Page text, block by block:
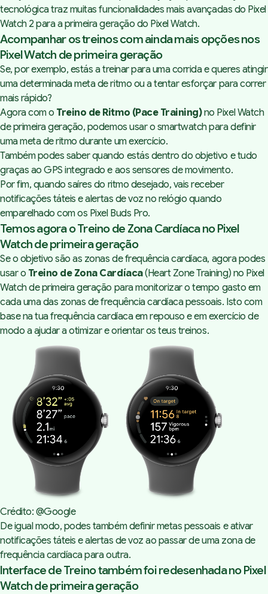
tecnológica traz muitas funcionalidades mais avançadas do Pixel
Watch 2 para a primeira geração do Pixel Watch.
Acompanhar os treinos com ainda mais opções nos
Pixel Watch de primeira geração
Se, por exemplo, estás a treinar para uma corrida e queres atingir
uma determinada meta de ritmo ou a tentar esforçar para correr
mais rápido?
Agora com o Treino de Ritmo (Pace Training)no Pixel Watch
de primeira geração, podemos usar o smartwatch para definir
uma meta de ritmo durante um exercício.
Também podes saber quando estás dentro do objetivo e tudo
graças ao GPS integrado e aos sensores de movimento.
Por fim, quando saíres do ritmo desejado, vais receber
notificações táteis e alertas de voz no relógio quando
emparelhado com os Pixel Buds Pro.
Temos agora o Treino de Zona Cardíaca no Pixel
Watch de primeira geração
Se o objetivo são as zonas de frequência cardíaca, agora podes
usar o Treino de Zona Cardíaca(Heart Zone Training) no Pixel
Watch de primeira geração para monitorizar o tempo gasto em
cada uma das zonas de frequência cardíaca pessoais. Isto com
base na tua frequência cardíaca em repouso e em exercício de
modo a ajudar a otimizar e orientar os teus treinos.
Crédito: @Google
De igual modo, podes também definir metas pessoais e ativar
notificações táteis e alertas de voz ao passar de uma zona de
frequência cardíaca para outra.
Interface de Treino também foi redesenhada no Pixel
Watch de primeira geração